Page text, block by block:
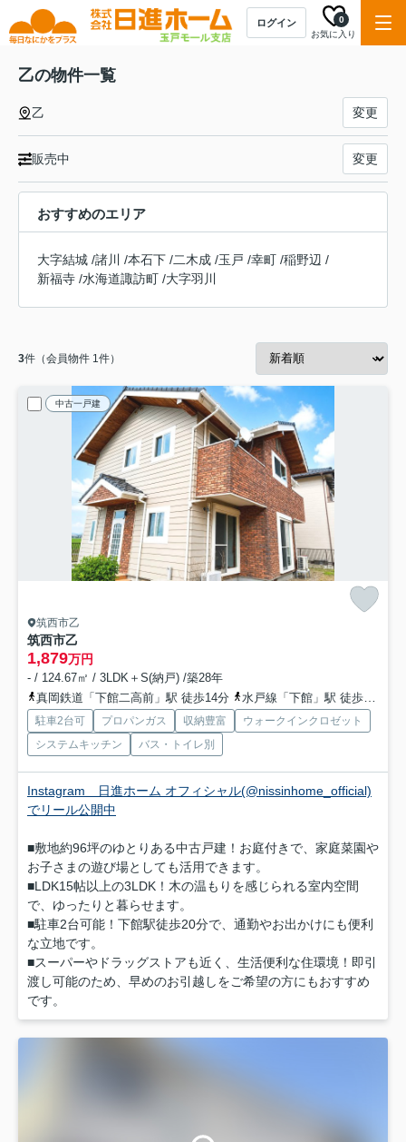
ログイン
お気に入り
0
乙の物件一覧
乙 変更
販売中 変更
おすすめのエリア
大字結城 /諸川 /本石下 /二木成 /玉戸 /幸町 /稲野辺 /
新福寺 /水海道諏訪町 /大字羽川
3件（会員物件 1件）
中古一戸建
筑西市乙
筑西市乙
1,879万円
- / 124.67㎡ / 3LDK＋S(納戸) /築28年
真岡鉄道「下館二高前」駅 徒歩14分
水戸線「下館」駅 徒歩21分
駐車2台可 プロパンガス 収納豊富
ウォークインクロゼット
システムキッチン
バス・トイレ別
Instagram 日進ホーム オフィシャル(@nissinhome_official)
でリール公開中
■敷地約96坪のゆとりある中古戸建！お庭付きで、家庭菜園や
お子さまの遊び場としても活用できます。
■LDK15帖以上の3LDK！木の温もりを感じられる室内空間
で、ゆったりと暮らせます。
■駐車2台可能！下館駅徒歩20分で、通勤やお出かけにも便利
な立地です。
■スーパーやドラッグストアも近く、生活便利な住環境！即引
渡し可能のため、早めのお引越しをご希望の方にもおすすめ
です。